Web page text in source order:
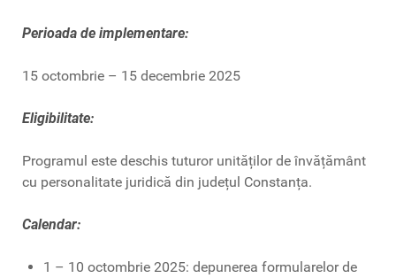
Perioada de implementare:
15 octombrie – 15 decembrie 2025
Eligibilitate:
Programul este deschis tuturor unităților de învățământ
cu personalitate juridică din județul Constanța.
Calendar:
1 – 10 octombrie 2025: depunerea formularelor de